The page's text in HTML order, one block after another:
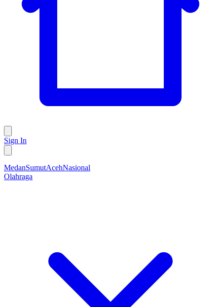
Sign In
MedanSumutAcehNasional
Olahraga